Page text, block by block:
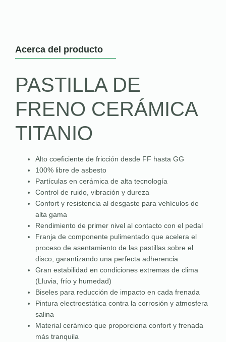
Acerca del producto
PASTILLA DE
FRENO CERÁMICA
TITANIO
Alto coeficiente de fricción desde FF hasta GG
100% libre de asbesto
Partículas en cerámica de alta tecnología
Control de ruido, vibración y dureza
Confort y resistencia al desgaste para vehículos de
alta gama
Rendimiento de primer nivel al contacto con el pedal
Franja de componente pulimentado que acelera el
proceso de asentamiento de las pastillas sobre el
disco, garantizando una perfecta adherencia
Gran estabilidad en condiciones extremas de clima
(Lluvia, frío y humedad)
Biseles para reducción de impacto en cada frenada
Pintura electroestática contra la corrosión y atmosfera
salina
Material cerámico que proporciona confort y frenada
más tranquila